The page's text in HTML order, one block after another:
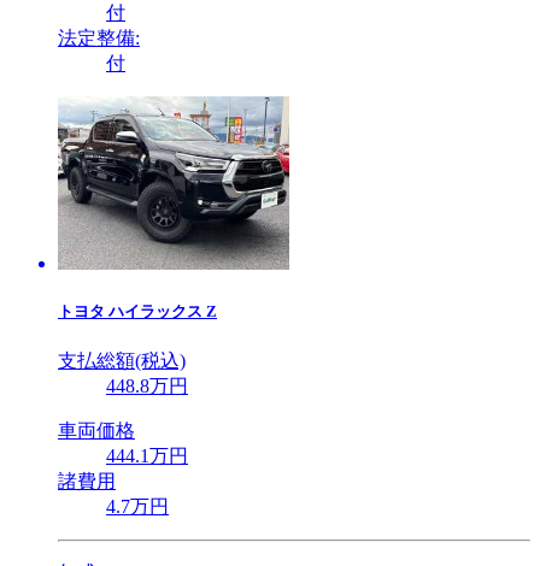
付
法定整備:
付
トヨタ ハイラックス Z
支払総額(税込)
448.8万円
車両価格
444.1万円
諸費用
4.7万円